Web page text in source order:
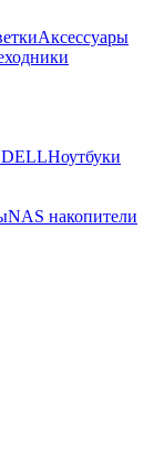
Аксессуары
DELLНоутбуки
NAS накопители